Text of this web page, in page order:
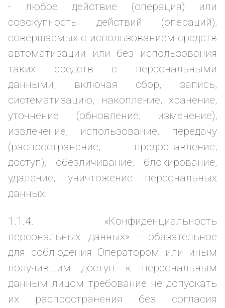
- любое действие (операция) или
совокупность действий (операций),
совершаемых с использованием средств
автоматизации или без использования
таких средств с персональными
данными, включая сбор, запись,
систематизацию, накопление, хранение,
уточнение (обновление, изменение),
извлечение, использование, передачу
(распространение, предоставление,
доступ), обезличивание, блокирование,
удаление, уничтожение персональных
данных.
1.1.4. «Конфиденциальность
персональных данных» - обязательное
для соблюдения Оператором или иным
получившим доступ к персональным
данным лицом требование не допускать
их распространения без согласия